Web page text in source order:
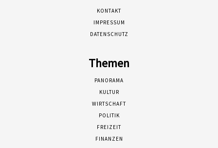
KONTAKT
IMPRESSUM
DATENSCHUTZ
Themen
PANORAMA
KULTUR
WIRTSCHAFT
POLITIK
FREIZEIT
FINANZEN